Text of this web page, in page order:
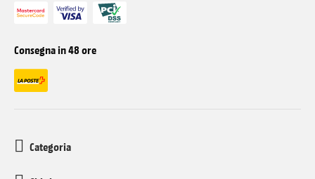
Consegna in 48 ore
Categoria